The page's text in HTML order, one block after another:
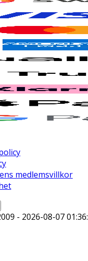
medlemsvillkor
- 2026-08-07